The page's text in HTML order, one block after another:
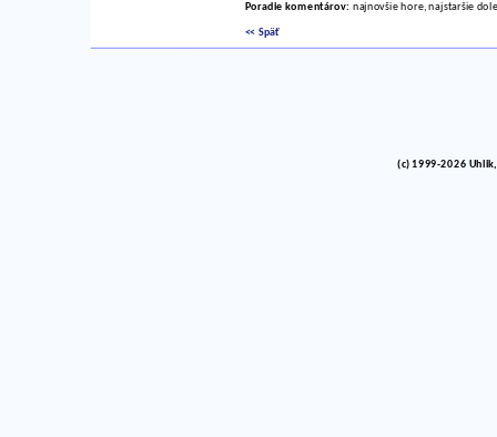
Poradie komentárov: najnovšie hore, najstaršie dole
<< Späť
(c) 1999-2026 Uhlik,